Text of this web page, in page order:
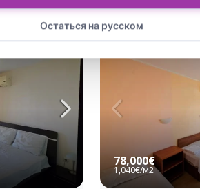
78,000€
1,040€/м2
Остаться на русском